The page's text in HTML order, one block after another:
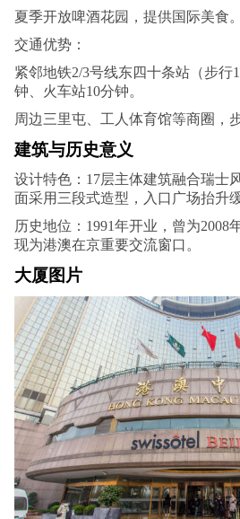
夏季开放啤酒花园，提供国际美食。
交通优势：
紧邻地铁2/3号线东四十条站（步行
钟、火车站10分钟。
周边三里屯、工人体育馆等商圈，
建筑与历史意义
设计特色：17层主体建筑融合瑞士
面采用三段式造型，入口广场抬升
历史地位：1991年开业，曾为2008
现为港澳在京重要交流窗口。
大厦图片